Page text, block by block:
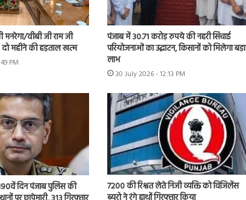
मनरेगा/वीबी जी राम जी
दो महीने की हड़ताल खत्म
PM
पंजाब में 30.71 करोड़ रुपये की नहरी सिंचाई
परियोजनाओं का उद्घाटन, किसानों को मिलेगा बड़ा
लाभ
30 July 2026 - 12:13 PM
दिन पंजाब पुलिस की
7200 की रिश्वत लेते निजी व्यक्ति को विजिलेंस